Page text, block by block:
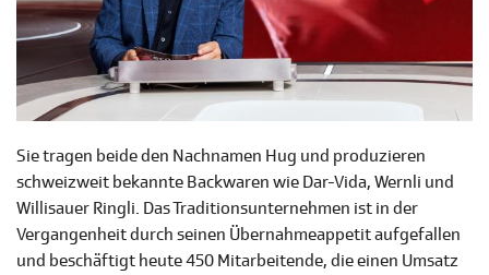
Sie tragen beide den Nachnamen Hug und produzieren
schweizweit bekannte Backwaren wie Dar-Vida, Wernli und
Willisauer Ringli. Das Traditionsunternehmen ist in der
Vergangenheit durch seinen Übernahmeappetit aufgefallen
und beschäftigt heute 450 Mitarbeitende, die einen Umsatz